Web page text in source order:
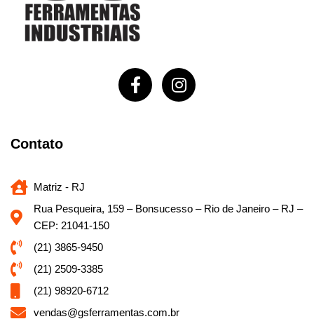
Contato
Matriz - RJ
Rua Pesqueira, 159 – Bonsucesso – Rio de Janeiro – RJ –
CEP: 21041-150
(21) 3865-9450
(21) 2509-3385
(21) 98920-6712
vendas@gsferramentas.com.br